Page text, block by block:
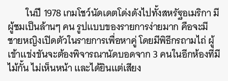
ในปี 1978 เกมโชว์นัดเดตโด่งดังไปทั้งสหรัฐอเมริกา มี
ผู้ชมเป็นล้านๆ คน รูปแบบของรายการง่ายมาก คือจะมี
ชายหญิงเปิดตัวในรายการเพื่อหาคู่ โดยมีพิธีกรถามไถ่ ผู้
เข้าแข่งขันจะต้องพิจารณานัดบอดจาก 3 คนในอีกห้องที่มี
ไม้กั้น ไม่เห็นหน้า และได้ยินแต่เสียง